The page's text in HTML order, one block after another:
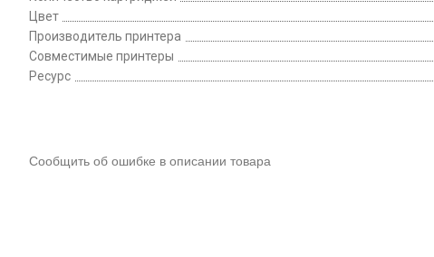
Цвет
Производитель принтера
Совместимые принтеры
Ресурс
Сообщить об ошибке в описании товара